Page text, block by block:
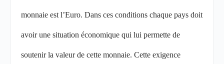
monnaie est l’Euro. Dans ces conditions chaque pays doit
avoir une situation économique qui lui permette de
soutenir la valeur de cette monnaie. Cette exigence